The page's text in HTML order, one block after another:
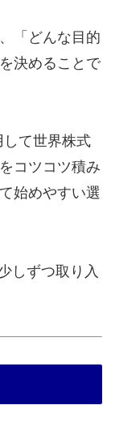
「どんな目的
決めることで
て世界株式
コツコツ積み
始めやすい選
しずつ取り入